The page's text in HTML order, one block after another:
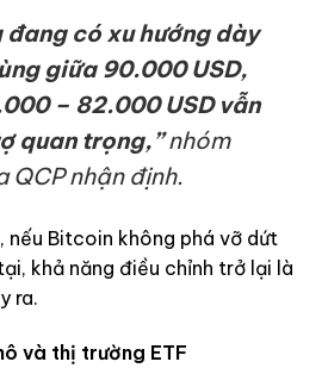
đang có xu hướng dày
giữa 90.000 USD,
– 82.000 USD vẫn
quan trọng,”nhóm
QCP nhận định.
nếu Bitcoin không phá vỡ dứt
khả năng điều chỉnh trở lại là
ra.
và thị trường ETF